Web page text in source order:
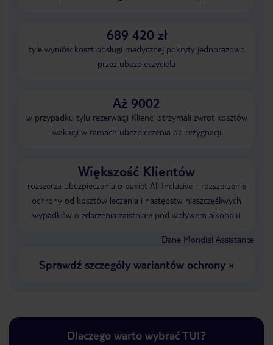
689 420 zł
tyle wyniósł koszt obsługi medycznej pokryty jednorazowo
przez ubezpieczyciela
Aż 9002
w przypadku tylu rezerwacji Klienci otrzymali zwrot kosztów
wakacji w ramach ubezpieczenia od rezygnacji
Większość Klientów
rozszerza ubezpieczenia o pakiet All Inclusive - rozszerzenie
ochrony od kosztów leczenia i następstw nieszczęśliwych
wypadków o zdarzenia zaistniałe pod wpływem alkoholu
Dane Mondial Assistance
Sprawdź szczegóły wariantów ochrony»
Dlaczego warto wybrać TUI?